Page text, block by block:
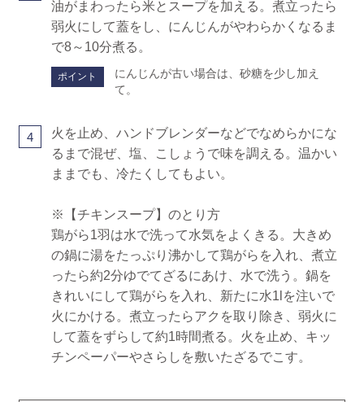
油がまわったら米とスープを加える。煮立ったら
弱火にして蓋をし、にんじんがやわらかくなるま
で8～10分煮る。
ポイント
にんじんが古い場合は、砂糖を少し加え
て。
4
火を止め、ハンドブレンダーなどでなめらかにな
るまで混ぜ、塩、こしょうで味を調える。温かい
ままでも、冷たくしてもよい。
※【チキンスープ】のとり方
鶏がら1羽は水で洗って水気をよくきる。大きめ
の鍋に湯をたっぷり沸かして鶏がらを入れ、煮立
ったら約2分ゆでてざるにあけ、水で洗う。鍋を
きれいにして鶏がらを入れ、新たに水1lを注いで
火にかける。煮立ったらアクを取り除き、弱火に
して蓋をずらして約1時間煮る。火を止め、キッ
チンペーパーやさらしを敷いたざるでこす。